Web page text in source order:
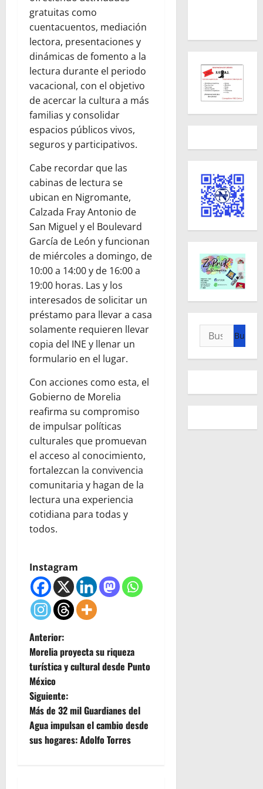
gratuitas como
cuentacuentos, mediación
lectora, presentaciones y
dinámicas de fomento a la
lectura durante el periodo
vacacional, con el objetivo
de acercar la cultura a más
familias y consolidar
espacios públicos vivos,
seguros y participativos.
Cabe recordar que las
cabinas de lectura se
ubican en Nigromante,
Calzada Fray Antonio de
San Miguel y el Boulevard
García de León y funcionan
de miércoles a domingo, de
10:00 a 14:00 y de 16:00 a
19:00 horas. Las y los
interesados de solicitar un
préstamo para llevar a casa
solamente requieren llevar
copia del INE y llenar un
formulario en el lugar.
Con acciones como esta, el
Gobierno de Morelia
reafirma su compromiso
de impulsar políticas
culturales que promuevan
el acceso al conocimiento,
fortalezcan la convivencia
comunitaria y hagan de la
lectura una experiencia
cotidiana para todas y
todos.
Instagram
N
a
v
e
g
Anterior:
Morelia proyecta su riqueza
turística y cultural desde Punto
México
Siguiente:
Más de 32 mil Guardianes del
Agua impulsan el cambio desde
sus hogares: Adolfo Torres
Buscar: